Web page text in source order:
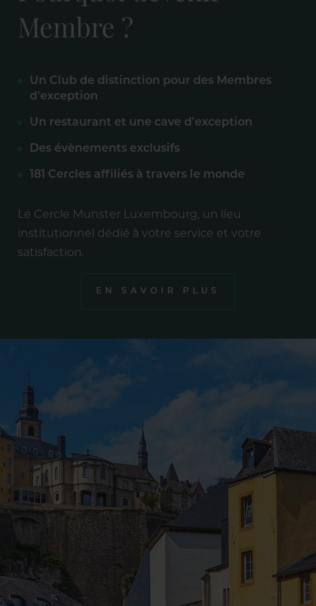
Membre ?
Un Club de distinction pour des Membres
d'exception
Un restaurant et une cave d'exception
Des évènements exclusifs
181 Cercles affiliés à travers le monde
Le Cercle Munster Luxembourg, un lieu
institutionnel dédié à votre service et votre
satisfaction.
EN SAVOIR PLUS